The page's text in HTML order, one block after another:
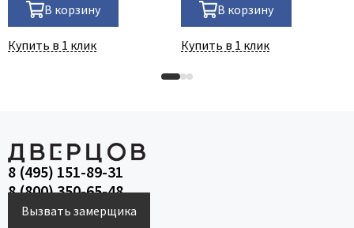
В корзину
Купить в 1 клик
В корзину
Купить в 1 клик
8 (495) 151-89-31
8 (800) 350-65-48
Вызвать замерщика